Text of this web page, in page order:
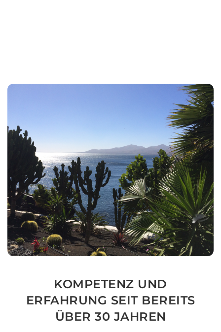
KOMPETENZ UND
ERFAHRUNG SEIT BEREITS
ÜBER 30 JAHREN